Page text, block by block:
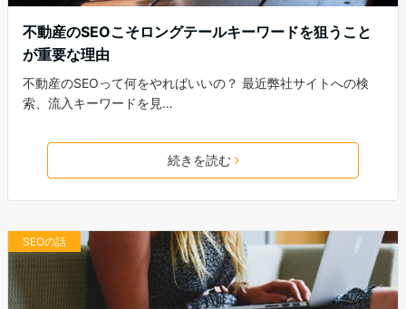
不動産のSEOこそロングテールキーワードを狙うこと
が重要な理由
不動産のSEOって何をやればいいの？ 最近弊社サイトへの検
索、流入キーワードを見…
続きを読む
SEOの話